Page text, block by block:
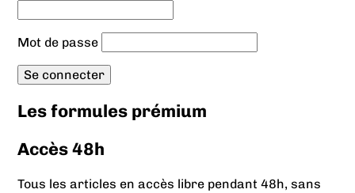
Mot de passe
Les formules prémium
Accès 48h
Tous les articles en accès libre pendant 48h, sans